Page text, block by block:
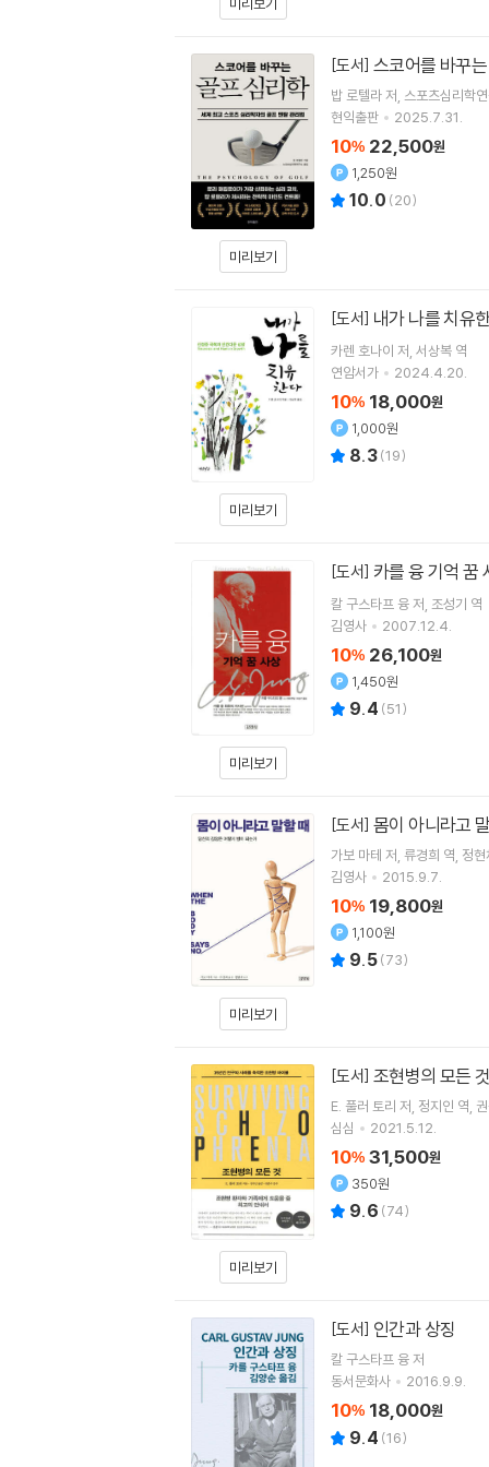
미리보기
[도서] 스코어를 바꾸
밥 로텔라저 스포츠심리학
현익출판
2025.7.31.
10% 22,500원
1,250원
10.0 (20)
미리보기
[도서] 내가 나를 치유
카렌 호나이 저 서상복 역
연암서가
2024.4.20.
10% 18,000원
1,000원
8.3(19)
미리보기
[도서] 카를 융 기억 꿈
칼 구스타프 융저 조성기 역
김영사
2007.12.4.
10% 26,100원
1,450원
9.4 (51)
미리보기
[도서] 몸이 아니라고
가보 마테 저 류경희 역 정현
김영사
2015.9.7.
10% 19,800원
1,100원
9.5(73)
미리보기
[도서] 조현병의 모든 것
E. 풀러 토리 저 정지인 역
심심
2021.5.12.
10% 31,500원
350원
9.6 (74)
[도서] 인간과 상징
칼 구스타프 융저
동서문화사
2016.9.9.
10% 18,000원
9.4 (16)